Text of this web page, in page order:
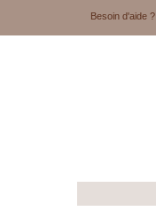
Besoin d'aide ?